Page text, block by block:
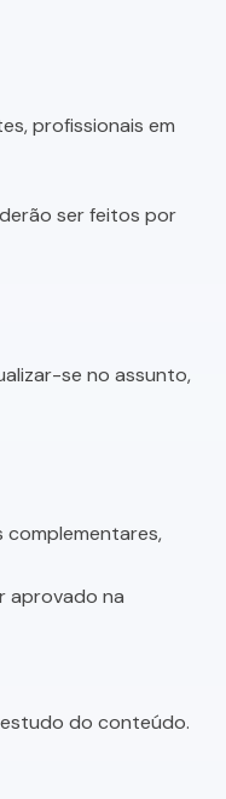
profissionais em
ser feitos por
se no assunto,
complementares,
aprovado na
do conteúdo.